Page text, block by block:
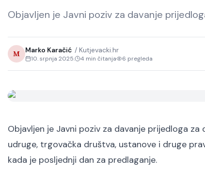
Objavljen je Javni poziv za davanje
M Marko Karačić / Kutjevacki.hr
10. srpnja 2025. 4 min čitanja 6 pregleda
Objavljen je Javni poziv za davanje prijedloga
udruge, trgovačka društva, ustanove i druge
kada je posljednji dan za predlaganje.